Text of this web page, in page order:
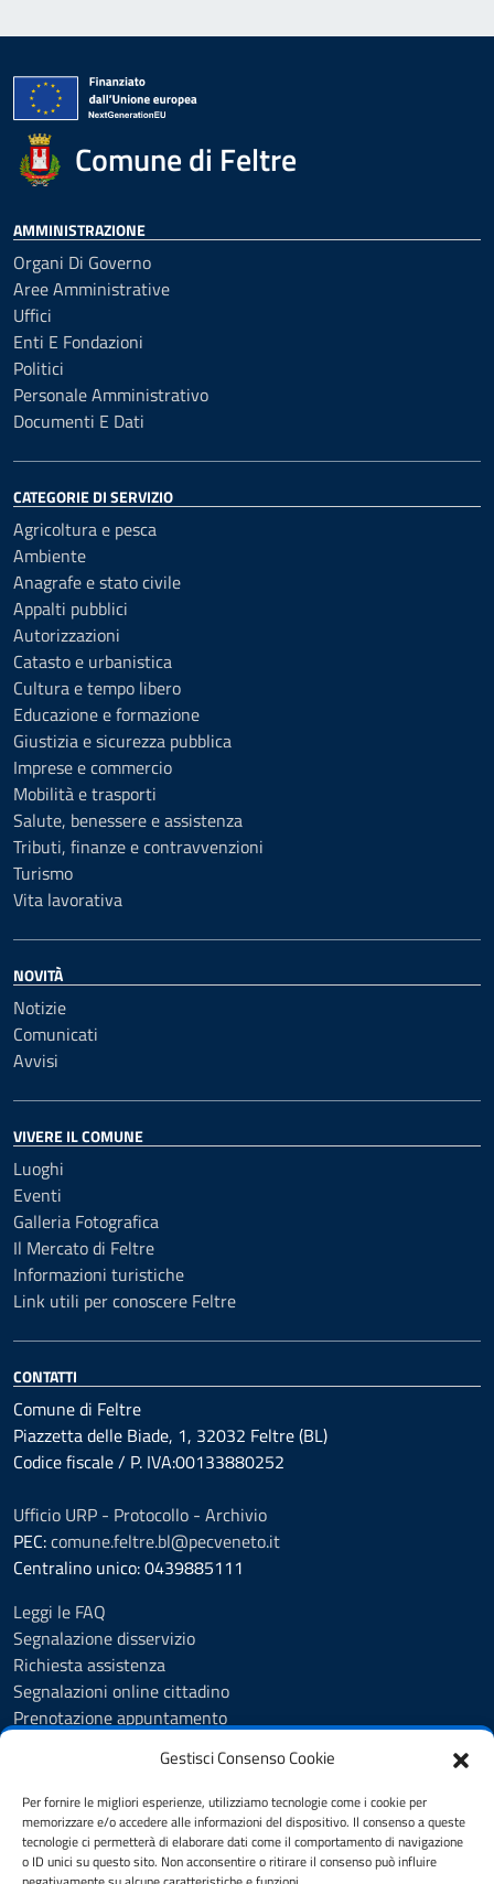
Gestisci Consenso Cookie
Per fornire le migliori esperienze, utilizziamo tecnologie come i cookie per
memorizzare e/o accedere alle informazioni del dispositivo. Il consenso a queste
tecnologie ci permetterà di elaborare dati come il comportamento di navigazione
o ID unici su questo sito. Non acconsentire o ritirare il consenso può influire
Comune di Feltre
AMMINISTRAZIONE
Organi Di Governo
Aree Amministrative
Uffici
Enti E Fondazioni
Politici
Personale Amministrativo
Documenti E Dati
CATEGORIE DI SERVIZIO
Agricoltura e pesca
Ambiente
Anagrafe e stato civile
Appalti pubblici
Autorizzazioni
Catasto e urbanistica
Cultura e tempo libero
Educazione e formazione
Giustizia e sicurezza pubblica
Imprese e commercio
Mobilità e trasporti
Salute, benessere e assistenza
Tributi, finanze e contravvenzioni
Turismo
Vita lavorativa
NOVITÀ
Notizie
Comunicati
Avvisi
VIVERE IL COMUNE
Luoghi
Eventi
Galleria Fotografica
Il Mercato di Feltre
Informazioni turistiche
Link utili per conoscere Feltre
CONTATTI
Comune di Feltre
Piazzetta delle Biade, 1, 32032 Feltre (BL)
Codice fiscale / P. IVA:00133880252
Ufficio URP - Protocollo - Archivio
PEC:comune.feltre.bl@pecveneto.it
Centralino unico: 0439885111
Leggi le FAQ
Segnalazione disservizio
Richiesta assistenza
Segnalazioni online cittadino
Prenotazione appuntamento
Amministrazione trasparente
Informativa privacy
Cookie Policy (UE)
Dichiarazione di accessibilità